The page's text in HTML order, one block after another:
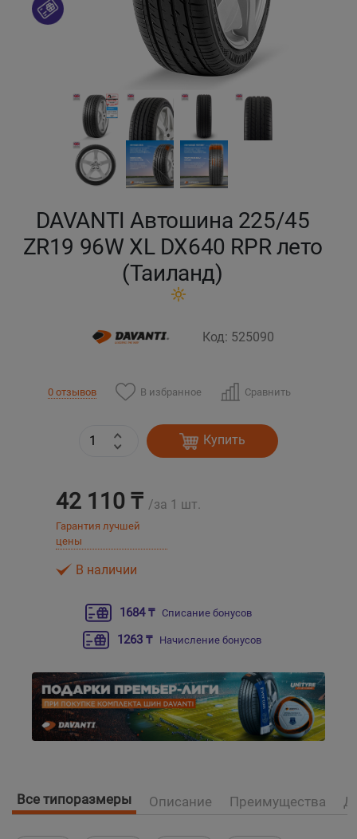
DAVANTI Автошина 225/45
ZR19 96W XL DX640 RPR лето
(Таиланд)
Код: 525090
0 отзывов В избранное Сравнить
Купить
42 110 ₸ /за 1 шт.
Гарантия лучшей
цены
В наличии
1684 ₸ Списание бонусов
1263 ₸ Начисление бонусов
Все типоразмеры Описание Преимущества
Кокшетау
Кызылорда
Павлодар
Петропавловск
Семей
Уральск
Усть-Каменогорск